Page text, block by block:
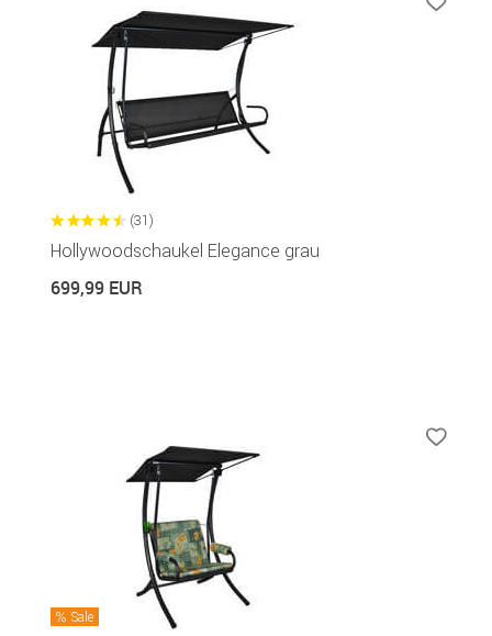
(31)
Hollywoodschaukel Elegance grau
699,99 EUR
Sale